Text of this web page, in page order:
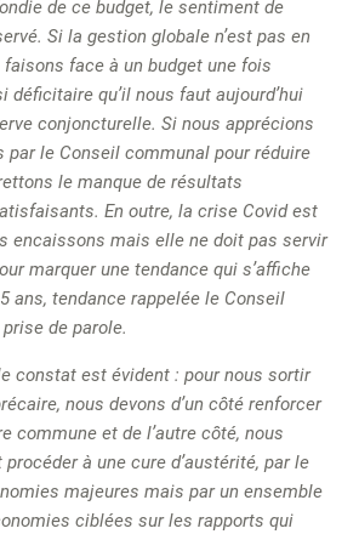
de ce budget, le sentiment de
Si la gestion globale n’est pas en
face à un budget une fois
déficitaire qu’il nous faut aujourd’hui
conjoncturelle. Si nous apprécions
le Conseil communal pour réduire
le manque de résultats
En outre, la crise Covid est
encaissons mais elle ne doit pas servir
marquer une tendance qui s’affiche
ans, tendance rappelée le Conseil
de parole.
constat est évident : pour nous sortir
nous devons d’un côté renforcer
commune et de l’autre côté, nous
à une cure d’austérité, par le
majeures mais par un ensemble
ciblées sur les rapports qui